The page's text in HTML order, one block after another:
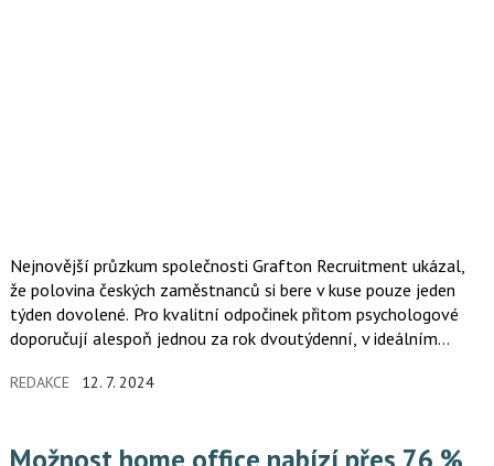
Nejnovější průzkum společnosti Grafton Recruitment ukázal,
že polovina českých zaměstnanců si bere v kuse pouze jeden
týden dovolené. Pro kvalitní odpočinek přitom psychologové
doporučují alespoň jednou za rok dvoutýdenní, v ideálním
REDAKCE 12. 7. 2024